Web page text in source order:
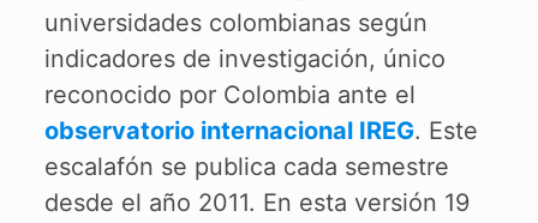
universidades colombianas según
indicadores de investigación, único
reconocido por Colombia ante el
observatorio internacional IREG. Este
escalafón se publica cada semestre
desde el año 2011. En esta versión 19